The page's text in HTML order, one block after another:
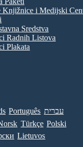
Knjižnice i Medijski
Sredstva
Radnih Listova
Plakata
Português עברית
Türkçe Polski
Lietuvos